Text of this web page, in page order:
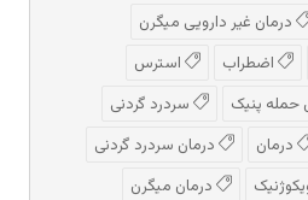
درمان غیر دارویی میگرن
اضطراب
استرس
حمله پنیک
سردرد گردنی
درمان
درمان سردرد گردنی
درمان میگرن